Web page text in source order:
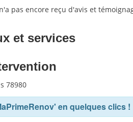
pas encore reçu d'avis et
et services
78980